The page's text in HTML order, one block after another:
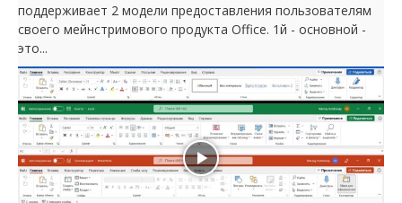
поддерживает 2 модели предоставления пользователям
своего мейнстримового продукта Office. 1й - основной -
это...